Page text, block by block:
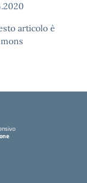
articolo è
iniziale della scuola